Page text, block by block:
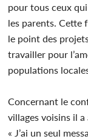
pour tous ceux
les parents. Cette
le point des
travailler pour
populations
Concernant le
villages voisins il a
« J’ai un seul